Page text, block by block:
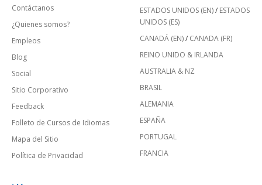
Contáctanos
¿Quienes somos?
Empleos
Blog
Social
Sitio Corporativo
Feedback
Folleto de Cursos de Idiomas
Mapa del Sitio
Política de Privacidad
ESTADOS UNIDOS (EN)/ ESTADOS
UNIDOS (ES)
CANADÁ (EN)/ CANADA (FR)
REINO UNIDO & IRLANDA
AUSTRALIA & NZ
BRASIL
ALEMANIA
ESPAÑA
PORTUGAL
FRANCIA